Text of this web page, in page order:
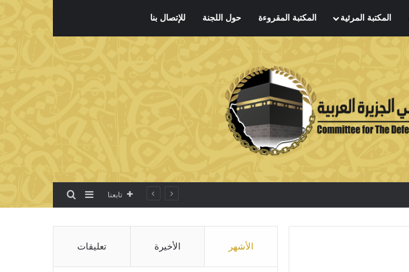
المكتبة المرئية المكتبة المقروءة حول اللجنة للإتصال بنا
تابعنا إضافة عمود جانبي
بحث عن
الأشهر الأخيرة تعليقات